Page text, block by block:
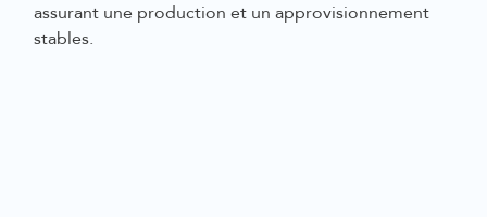
assurant une production et un approvisionnement
stables.